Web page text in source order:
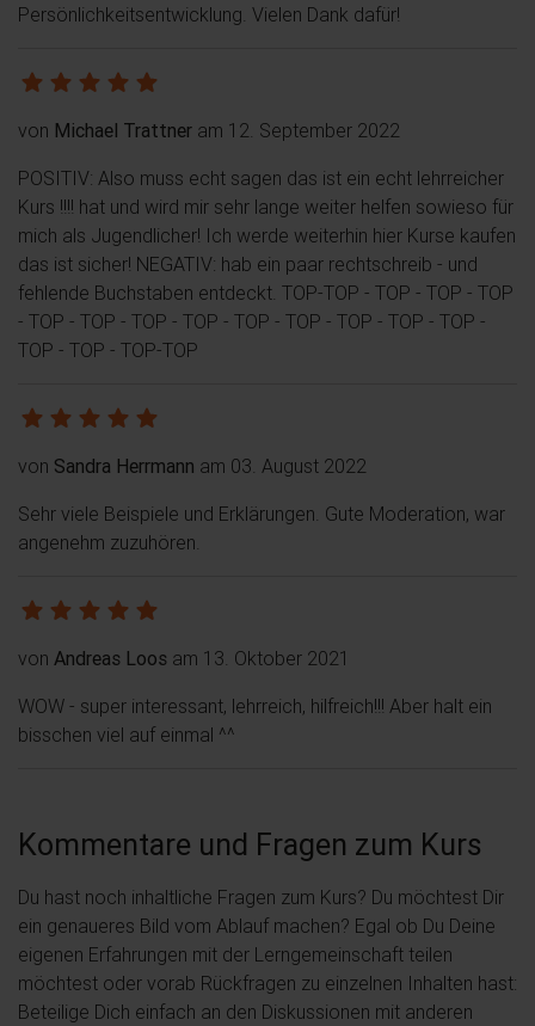
Persönlichkeitsentwicklung. Vielen Dank dafür!
von Michael Trattner am 12. September 2022
POSITIV: Also muss echt sagen das ist ein echt lehrreicher
Kurs !!!! hat und wird mir sehr lange weiter helfen sowieso für
mich als Jugendlicher! Ich werde weiterhin hier Kurse kaufen
das ist sicher! NEGATIV: hab ein paar rechtschreib - und
fehlende Buchstaben entdeckt. TOP-TOP - TOP - TOP - TOP
- TOP - TOP - TOP - TOP - TOP - TOP - TOP - TOP - TOP -
TOP - TOP - TOP-TOP
von Sandra Herrmann am 03. August 2022
Sehr viele Beispiele und Erklärungen. Gute Moderation, war
angenehm zuzuhören.
von Andreas Loos am 13. Oktober 2021
WOW - super interessant, lehrreich, hilfreich!!! Aber halt ein
bisschen viel auf einmal ^^
Kommentare und Fragen zum Kurs
Du hast noch inhaltliche Fragen zum Kurs? Du möchtest Dir
ein genaueres Bild vom Ablauf machen? Egal ob Du Deine
eigenen Erfahrungen mit der Lerngemeinschaft teilen
möchtest oder vorab Rückfragen zu einzelnen Inhalten hast:
Beteilige Dich einfach an den Diskussionen mit anderen